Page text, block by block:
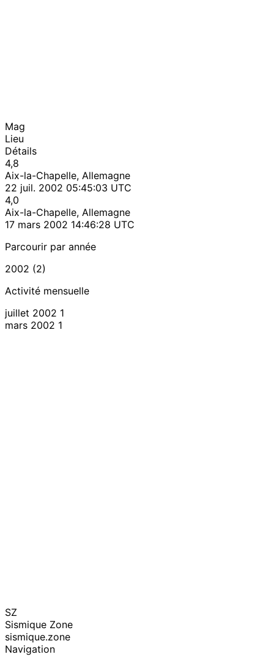
Mag
Lieu
Détails
4,8
Aix-la-Chapelle, Allemagne
22 juil. 2002 05:45:03 UTC
4,0
Aix-la-Chapelle, Allemagne
17 mars 2002 14:46:28 UTC
Parcourir par année
2002 (2)
Activité mensuelle
juillet 2002 1
mars 2002 1
SZ
Sismique Zone
sismique.zone
Navigation